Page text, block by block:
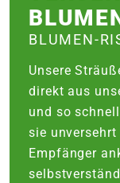
BLUMEN-
Unsere
direkt aus
und so
sie
Empfänger